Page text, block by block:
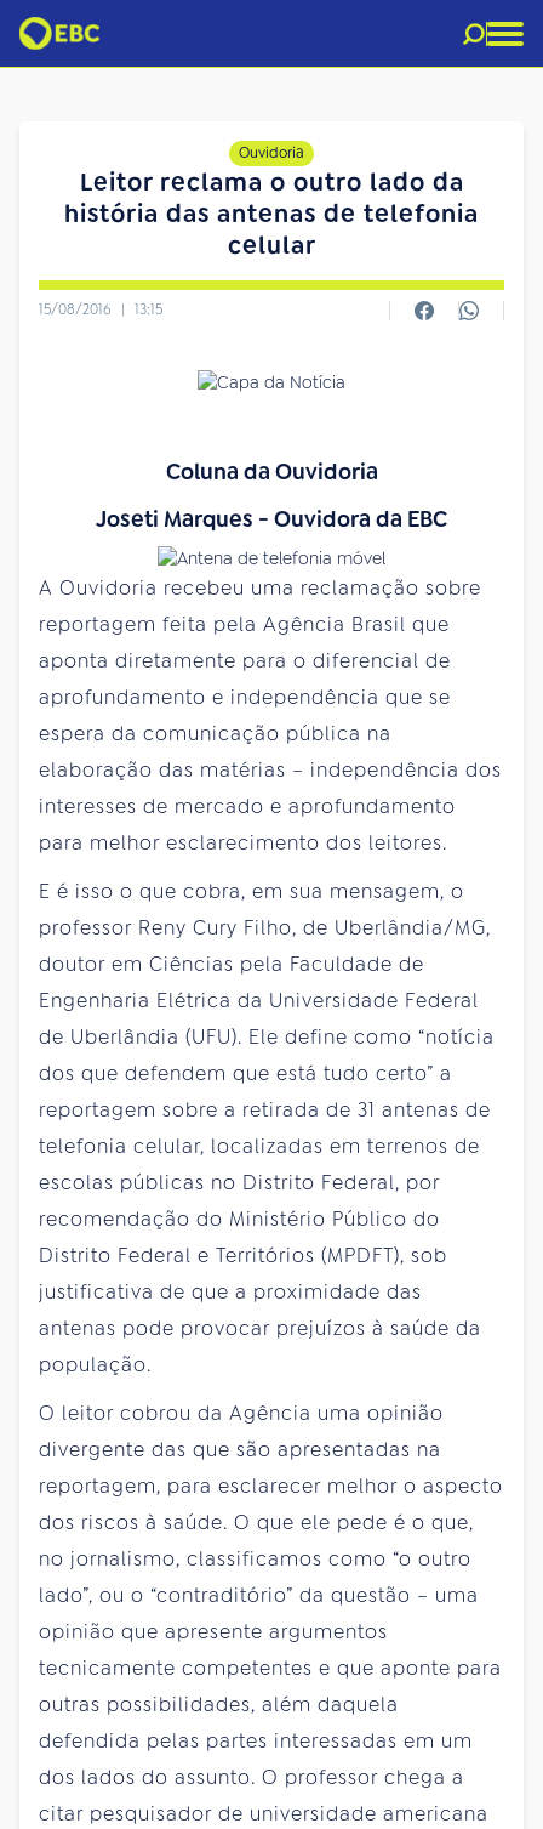
Ouvidoria
Leitor reclama o outro lado da
história das antenas de telefonia
celular
15/08/2016 | 13:15
Coluna da Ouvidoria
Joseti Marques - Ouvidora da EBC
A Ouvidoria recebeu uma reclamação sobre
reportagem feita pela Agência Brasil que
aponta diretamente para o diferencial de
aprofundamento e independência que se
espera da comunicação pública na
elaboração das matérias – independência dos
interesses de mercado e aprofundamento
para melhor esclarecimento dos leitores.
E é isso o que cobra, em sua mensagem, o
professor Reny Cury Filho, de Uberlândia/MG,
doutor em Ciências pela Faculdade de
Engenharia Elétrica da Universidade Federal
de Uberlândia (UFU). Ele define como “notícia
dos que defendem que está tudo certo” a
reportagem sobre a retirada de 31 antenas de
telefonia celular, localizadas em terrenos de
escolas públicas no Distrito Federal, por
recomendação do Ministério Público do
Distrito Federal e Territórios (MPDFT), sob
justificativa de que a proximidade das
antenas pode provocar prejuízos à saúde da
população.
O leitor cobrou da Agência uma opinião
divergente das que são apresentadas na
reportagem, para esclarecer melhor o aspecto
dos riscos à saúde. O que ele pede é o que,
no jornalismo, classificamos como “o outro
lado”, ou o “contraditório” da questão – uma
opinião que apresente argumentos
tecnicamente competentes e que aponte para
outras possibilidades, além daquela
defendida pelas partes interessadas em um
dos lados do assunto. O professor chega a
citar pesquisador de universidade americana